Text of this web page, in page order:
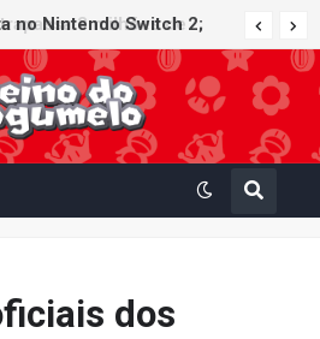
no Nintendo Switch 2;
receberá atualização
dos